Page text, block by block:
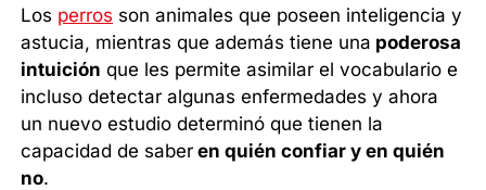
Los perros son animales que poseen inteligencia y
astucia, mientras que además tiene una poderosa
intuición que les permite asimilar el vocabulario e
incluso detectar algunas enfermedades y ahora
un nuevo estudio determinó que tienen la
capacidad de saber en quién confiar y en quién
no.